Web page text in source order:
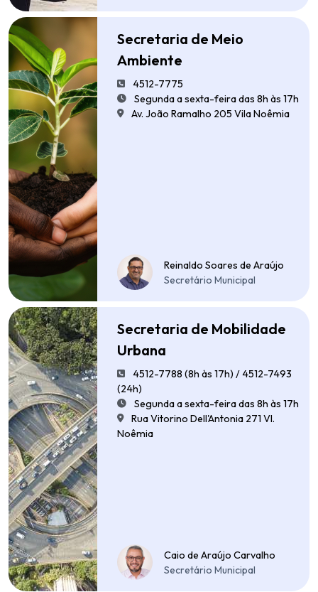
Secretaria de Meio
Ambiente
4512-7775
Segunda a sexta-feira das 8h às 17h
Av. João Ramalho 205 Vila Noêmia
Reinaldo Soares de Araújo
Secretário Municipal
Secretaria de Mobilidade
Urbana
4512-7788 (8h às 17h) / 4512-7493
(24h)
Segunda a sexta-feira das 8h às 17h
Rua Vitorino Dell'Antonia 271 Vl.
Noêmia
Caio de Araújo Carvalho
Secretário Municipal